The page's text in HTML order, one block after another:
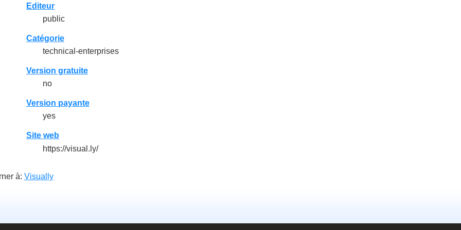
Editeur
public
Catégorie
technical-enterprises
Version gratuite
no
Version payante
yes
Site web
https://visual.ly/
à: Visually